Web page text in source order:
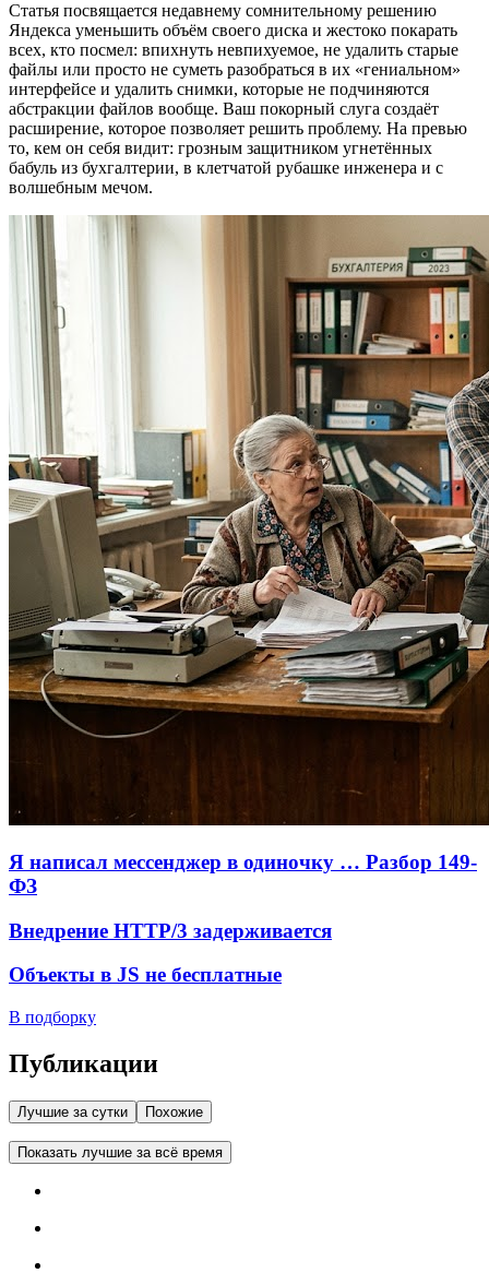
Статья посвящается недавнему сомнительному решению
Яндекса уменьшить объём своего диска и жестоко покарать
всех, кто посмел: впихнуть невпихуемое, не удалить старые
файлы или просто не суметь разобраться в их «гениальном»
интерфейсе и удалить снимки, которые не подчиняются
абстракции файлов вообще. Ваш покорный слуга создаёт
расширение, которое позволяет решить проблему. На превью
то, кем он себя видит: грозным защитником угнетённых
бабуль из бухгалтерии, в клетчатой рубашке инженера и с
волшебным мечом.
Я написал мессенджер в одиночку … Разбор 149-
ФЗ
Внедрение HTTP/3 задерживается
Объекты в JS не бесплатные
В подборку
Публикации
Лучшие за сутки Похожие
Показать лучшие за всё время